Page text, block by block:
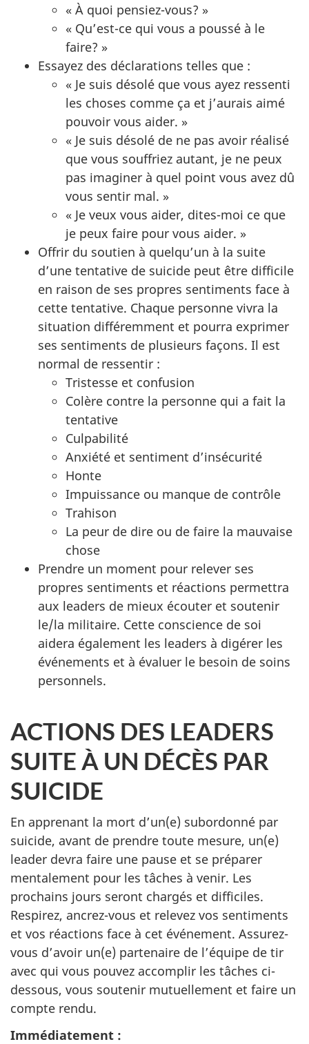
« À quoi pensiez-vous? »
« Qu’est-ce qui vous a poussé à le
faire? »
Essayez des déclarations telles que :
« Je suis désolé que vous ayez ressenti
les choses comme ça et j’aurais aimé
pouvoir vous aider. »
« Je suis désolé de ne pas avoir réalisé
que vous souffriez autant, je ne peux
pas imaginer à quel point vous avez dû
vous sentir mal. »
« Je veux vous aider, dites-moi ce que
je peux faire pour vous aider. »
Offrir du soutien à quelqu’un à la suite
d’une tentative de suicide peut être difficile
en raison de ses propres sentiments face à
cette tentative. Chaque personne vivra la
situation différemment et pourra exprimer
ses sentiments de plusieurs façons. Il est
normal de ressentir :
Tristesse et confusion
Colère contre la personne qui a fait la
tentative
Culpabilité
Anxiété et sentiment d’insécurité
Honte
Impuissance ou manque de contrôle
Trahison
La peur de dire ou de faire la mauvaise
chose
Prendre un moment pour relever ses
propres sentiments et réactions permettra
aux leaders de mieux écouter et soutenir
le/la militaire. Cette conscience de soi
aidera également les leaders à digérer les
événements et à évaluer le besoin de soins
personnels.
ACTIONS DES LEADERS
SUITE À UN DÉCÈS PAR
SUICIDE
En apprenant la mort d’un(e) subordonné par
suicide, avant de prendre toute mesure, un(e)
leader devra faire une pause et se préparer
mentalement pour les tâches à venir. Les
prochains jours seront chargés et difficiles.
Respirez, ancrez-vous et relevez vos sentiments
et vos réactions face à cet événement. Assurez-
vous d’avoir un(e) partenaire de l’équipe de tir
avec qui vous pouvez accomplir les tâches ci-
dessous, vous soutenir mutuellement et faire un
compte rendu.
Immédiatement :